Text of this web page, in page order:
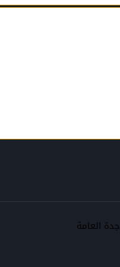
جدة العامة